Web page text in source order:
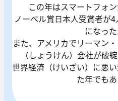
この年はスマートフォ
ノーベル賞日本人受賞者が
になった
また、アメリカでリーマン
（しょうけん）会社が破
世界経済（けいざい）に悪
た年でもあ